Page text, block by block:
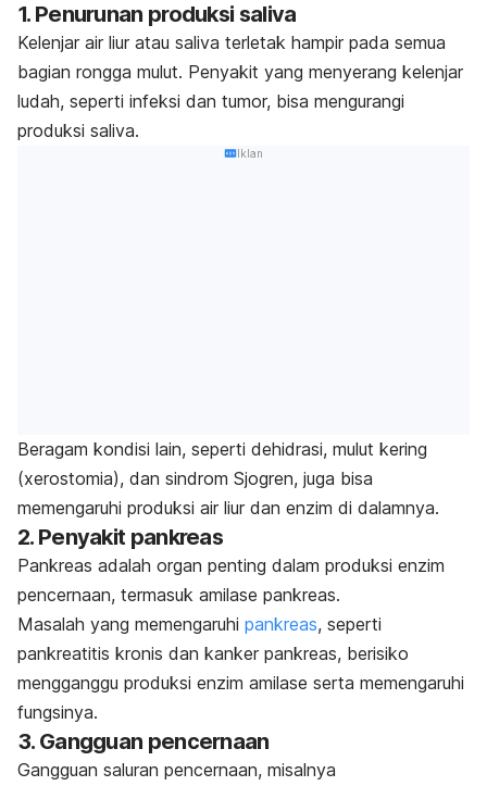
1. Penurunan produksi saliva
Kelenjar air liur atau saliva terletak hampir pada semua
bagian rongga mulut. Penyakit yang menyerang kelenjar
ludah, seperti infeksi dan tumor, bisa mengurangi
produksi saliva.
Iklan
Beragam kondisi lain, seperti dehidrasi, mulut kering
(xerostomia), dan sindrom Sjogren, juga bisa
memengaruhi produksi air liur dan enzim di dalamnya.
2. Penyakit pankreas
Pankreas adalah organ penting dalam produksi enzim
pencernaan, termasuk amilase pankreas.
Masalah yang memengaruhi pankreas, seperti
pankreatitis kronis dan kanker pankreas, berisiko
mengganggu produksi enzim amilase serta memengaruhi
fungsinya.
3. Gangguan pencernaan
Gangguan saluran pencernaan, misalnya